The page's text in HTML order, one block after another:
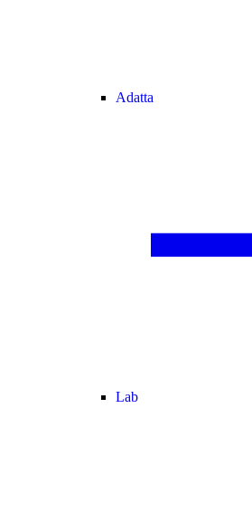
Adatta
Lab